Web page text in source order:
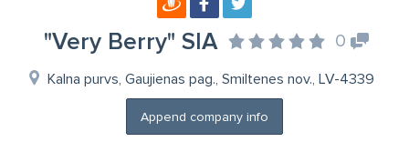
"Very Berry" SIA 0
Kalna purvs, Gaujienas pag., Smiltenes nov., LV-4339
Append company info